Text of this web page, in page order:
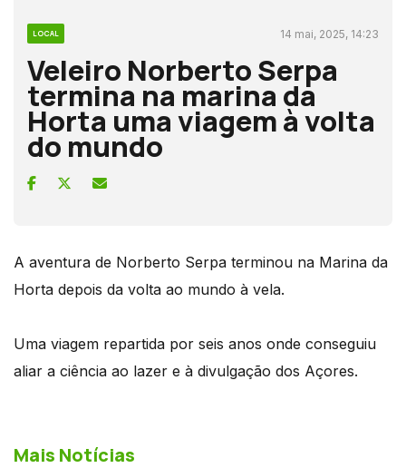
LOCAL 14 mai, 2025, 14:23
Veleiro Norberto Serpa
termina na marina da
Horta uma viagem à volta
do mundo
A aventura de Norberto Serpa terminou na Marina da
Horta depois da volta ao mundo à vela.
Uma viagem repartida por seis anos onde conseguiu
aliar a ciência ao lazer e à divulgação dos Açores.
Mais Notícias